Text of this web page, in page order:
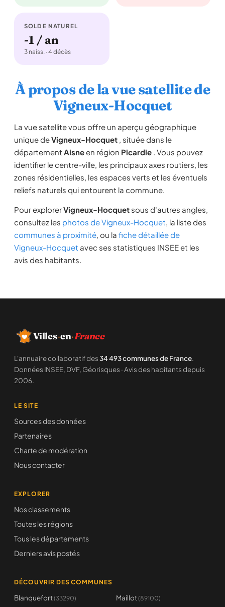
SOLDE NATUREL
-1 / an
3 naiss. · 4 décès
À propos de la vue satellite de
Vigneux-Hocquet
La vue satellite vous offre un aperçu géographique
unique deVigneux-Hocquet , située dans le
département Aisneen région Picardie . Vous pouvez
identifier le centre-ville, les principaux axes routiers, les
zones résidentielles, les espaces verts et les éventuels
reliefs naturels qui entourent la commune.
Pour explorerVigneux-Hocquet sous d'autres angles,
consultez les photos de Vigneux-Hocquet, la liste des
communes à proximité, ou la fiche détaillée de
Vigneux-Hocquet avec ses statistiques INSEE et les
avis des habitants.
Villes·en·France
L'annuaire collaboratif des34 493 communes de France.
Données INSEE, DVF, Géorisques · Avis des habitants depuis
2006.
LE SITE
Sources des données
Partenaires
Charte de modération
Nous contacter
EXPLORER
Nos classements
Toutes les régions
Tous les départements
Derniers avis postés
DÉCOUVRIR DES COMMUNES
Blanquefort(33290) Maillot(89100)